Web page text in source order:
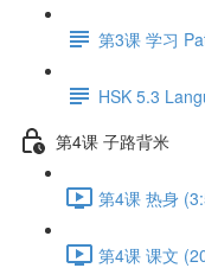
第3课 学习
HSK 5.3
第4课 子路背米
第4课 热身
第4课 课文